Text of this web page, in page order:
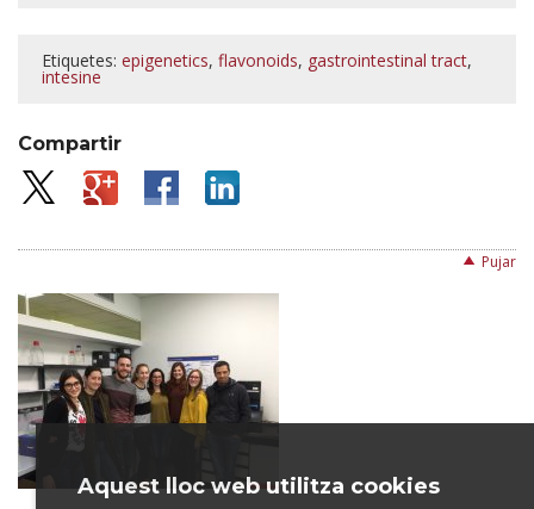
Etiquetes: epigenetics, flavonoids, gastrointestinal tract,
intesine
Compartir
Pujar
Aquest lloc web utilitza cookies